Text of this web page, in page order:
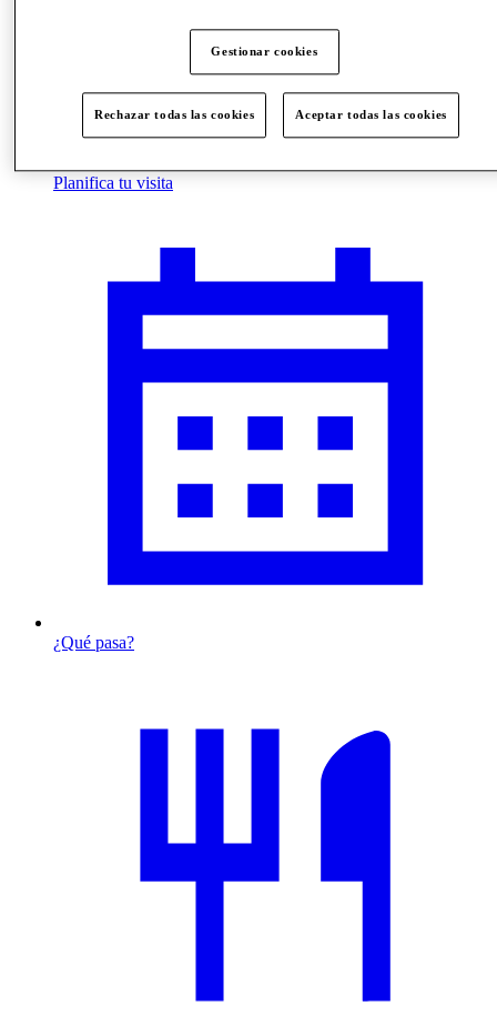
Planifica tu visita
¿Qué pasa?
Gestionar cookies
Rechazar todas las cookies Aceptar todas las cookies